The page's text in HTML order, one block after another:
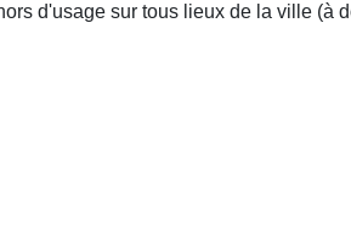
d'usage sur tous lieux de la ville (à